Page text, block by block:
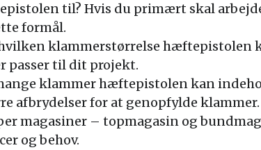
til? Hvis du primært skal
formål.
klammerstørrelse hæftepistolen
passer til dit projekt.
klammer hæftepistolen kan
afbrydelser for at genopfylde klammer.
magasiner – topmagasin og
og behov.